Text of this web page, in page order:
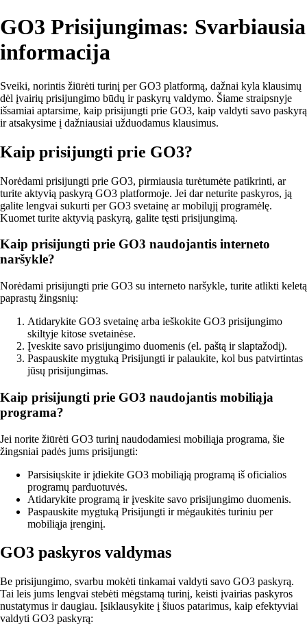
GO3 Prisijungimas: Svarbiausia
informacija
Sveiki, norintis žiūrėti turinį per GO3 platformą, dažnai kyla klausimų
dėl įvairių prisijungimo būdų ir paskyrų valdymo. Šiame straipsnyje
išsamiai aptarsime, kaip prisijungti prie GO3, kaip valdyti savo paskyrą
ir atsakysime į dažniausiai užduodamus klausimus.
Kaip prisijungti prie GO3?
Norėdami prisijungti prie GO3, pirmiausia turėtumėte patikrinti, ar
turite aktyvią paskyrą GO3 platformoje. Jei dar neturite paskyros, ją
galite lengvai sukurti per GO3 svetainę ar mobilųjį programėlę.
Kuomet turite aktyvią paskyrą, galite tęsti prisijungimą.
Kaip prisijungti prie GO3 naudojantis interneto
naršykle?
Norėdami prisijungti prie GO3 su interneto naršykle, turite atlikti keletą
paprastų žingsnių:
Atidarykite GO3 svetainę arba ieškokite GO3 prisijungimo
skiltyje kitose svetainėse.
Įveskite savo prisijungimo duomenis (el. paštą ir slaptažodį).
Paspauskite mygtuką Prisijungti ir palaukite, kol bus patvirtintas
jūsų prisijungimas.
Kaip prisijungti prie GO3 naudojantis mobiliąja
programa?
Jei norite žiūrėti GO3 turinį naudodamiesi mobiliąja programa, šie
žingsniai padės jums prisijungti:
Parsisiųskite ir įdiekite GO3 mobiliąją programą iš oficialios
programų parduotuvės.
Atidarykite programą ir įveskite savo prisijungimo duomenis.
Paspauskite mygtuką Prisijungti ir mėgaukitės turiniu per
mobiliąja įrenginį.
GO3 paskyros valdymas
Be prisijungimo, svarbu mokėti tinkamai valdyti savo GO3 paskyrą.
Tai leis jums lengvai stebėti mėgstamą turinį, keisti įvairias paskyros
nustatymus ir daugiau. Įsiklausykite į šiuos patarimus, kaip efektyviai
valdyti GO3 paskyrą: